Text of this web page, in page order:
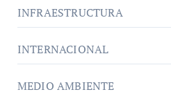
INFRAESTRUCTURA
INTERNACIONAL
MEDIO AMBIENTE